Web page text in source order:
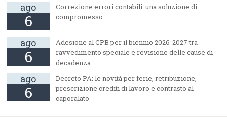
ago
6
Correzione errori contabili: una soluzione di
compromesso
ago
6
Adesione al CPB per il biennio 2026-2027 tra
ravvedimento speciale e revisione delle cause di
decadenza
ago
6
Decreto PA: le novità per ferie, retribuzione,
prescrizione crediti di lavoro e contrasto al
caporalato